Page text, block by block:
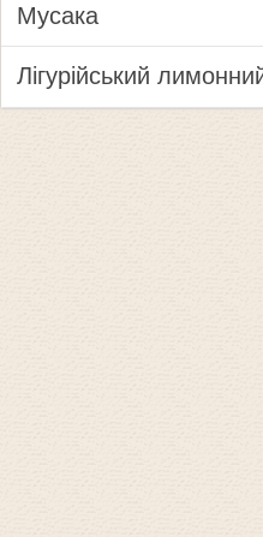
Мусака
Лігурійський